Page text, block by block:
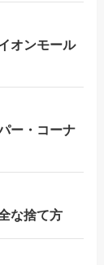
オンモール
ー・コーナ
な捨て方